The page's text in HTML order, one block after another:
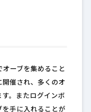
オーブを集めること
開催され、多くのオ
。またログインボ
を手に入れることが